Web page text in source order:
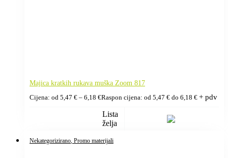
Majica kratkih rukava muška Zoom 817
Cijena: od 5,47 € – 6,18 €Raspon cijena: od 5,47 € do 6,18 € + pdv
Lista
želja
Nekategorizirano , Promo materijali